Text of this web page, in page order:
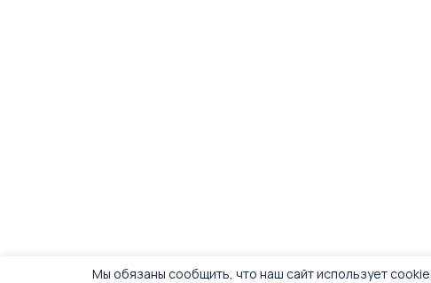
Мы обязаны сообщить, что наш сайт использует